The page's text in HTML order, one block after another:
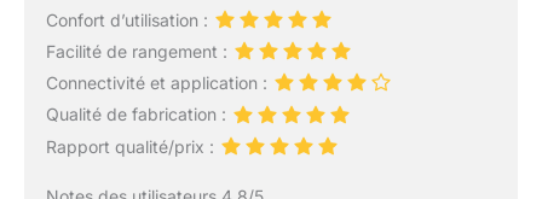
Confort d’utilisation :
Facilité de rangement :
Connectivité et application :
Qualité de fabrication :
Rapport qualité/prix :